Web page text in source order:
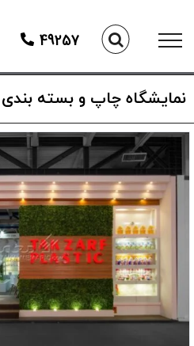
content
49257
نمایشگاه چاپ و بسته بندی